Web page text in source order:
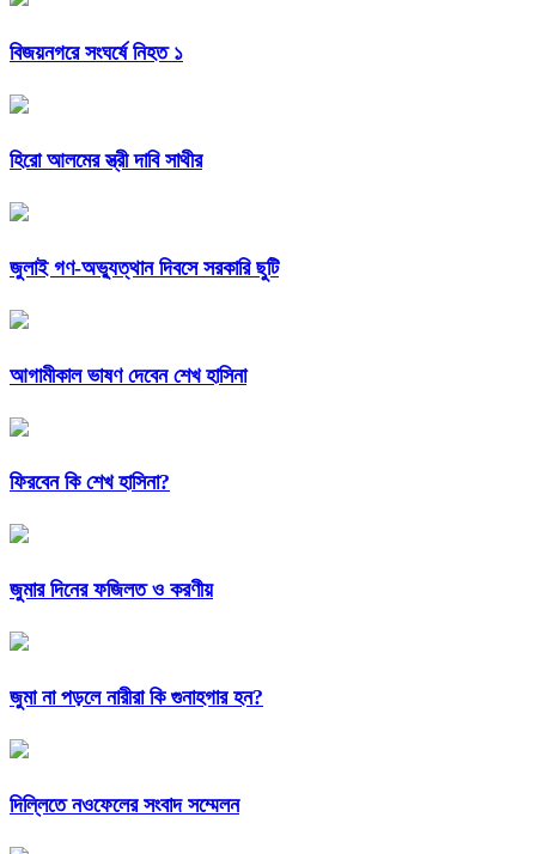
বিজয়নগরে সংঘর্ষে নিহত ১
হিরো আলমের স্ত্রী দাবি সাথীর
জুলাই গণ-অভ্যুত্থান দিবসে সরকারি ছুটি
আগামীকাল ভাষণ দেবেন শেখ হাসিনা
ফিরবেন কি শেখ হাসিনা?
জুমার দিনের ফজিলত ও করণীয়
জুমা না পড়লে নারীরা কি গুনাহগার হন?
দিল্লিতে নওফেলের সংবাদ সম্মেলন